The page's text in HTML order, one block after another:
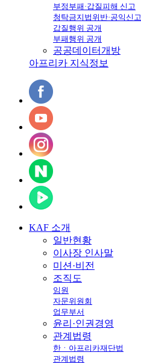
부정부패·갑질피해 신고
청탁금지법위반·공익신고
갑질행위 공개
부패행위 공개
공공데이터개방
아프리카 지식정보
KAF 소개
일반현황
이사장 인사말
미션·비전
조직도
임원
자문위원회
업무부서
윤리·인권경영
관계법령
한ㆍ아프리카재단법
관계법령